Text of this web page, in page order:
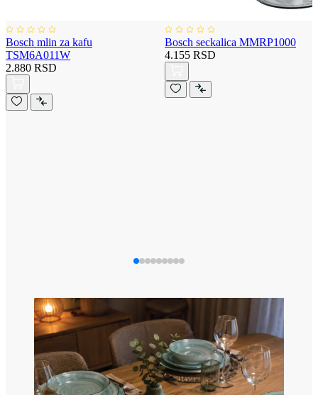
Bosch mlin za kafu
TSM6A011W
2.880 RSD
Bosch seckalica MMRP1000
4.155 RSD